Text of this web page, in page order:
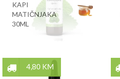
KAPI
MATIČNJAKA
30ML
4,80 KM